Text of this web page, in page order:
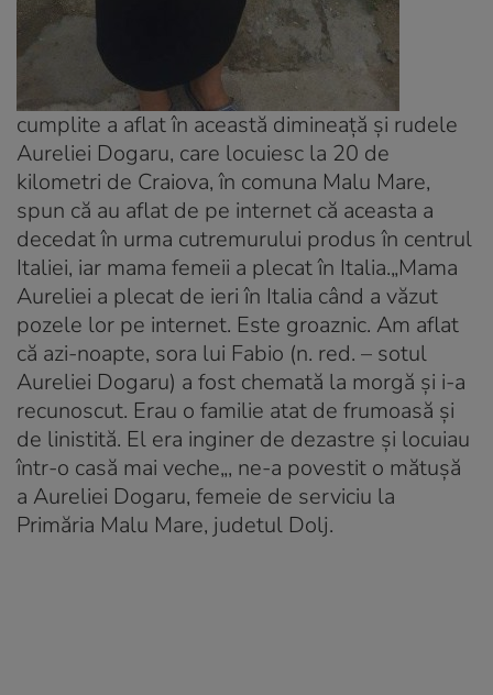
cumplite a aflat în această dimineață și rudele
Aureliei Dogaru, care locuiesc la 20 de
kilometri de Craiova, în comuna Malu Mare,
spun că au aflat de pe internet că aceasta a
decedat în urma cutremurului produs în centrul
Italiei, iar mama femeii a plecat în Italia.„Mama
Aureliei a plecat de ieri în Italia când a văzut
pozele lor pe internet. Este groaznic. Am aflat
că azi-noapte, sora lui Fabio (n. red. – sotul
Aureliei Dogaru) a fost chemată la morgă și i-a
recunoscut. Erau o familie atat de frumoasă și
de linistită. El era inginer de dezastre și locuiau
într-o casă mai veche„, ne-a povestit o mătușă
a Aureliei Dogaru, femeie de serviciu la
Primăria Malu Mare, judetul Dolj.